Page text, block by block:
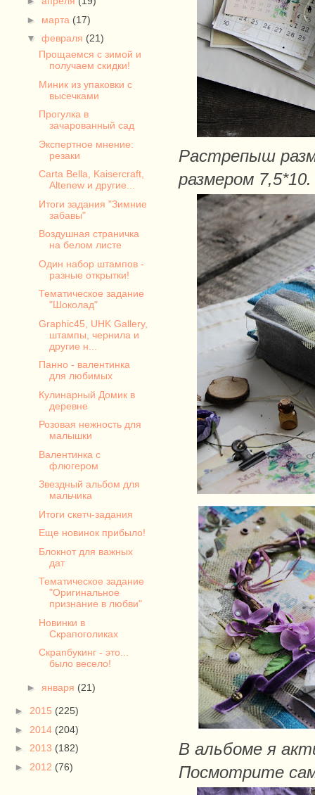
Растрепыш
размером 7,5*10.
В альбоме я
Посмотрите
► марта (17)
▼ февраля (21)
Прощаемся с зимой и
получаем скидки!
Миник из упаковки с
высечками
Прогулка в
зачарованный сад
Экспертное мнение:
резаки
Carta Bella, Kaisercraft,
Altenew и другие...
Итоги задания "Зимние
забавы"
Воздушная страничка
на белом листе
Один набор штампов -
разные открытки!
Тематическое задание
"Шоколад"
Graphic45, UHK Gallery,
штампы, чернила и
другие н...
Панно - валентинка
для любимых
Кулинарный Домик в
деревне
Розовая нежность для
малышки
Валентинка с
флюгером
Звездный альбом для
мальчика
Итоги скетч-задания
Еще новинок прибыло!
Блокнот для важных
дат
Тематическое задание
"Оригинальное
признание в любви"
Новинки в
Скрапоголиках
Скрапбукинг - это...
было весело!
► января (21)
► 2015 (225)
► 2014 (204)
► 2013 (182)
► 2012 (76)